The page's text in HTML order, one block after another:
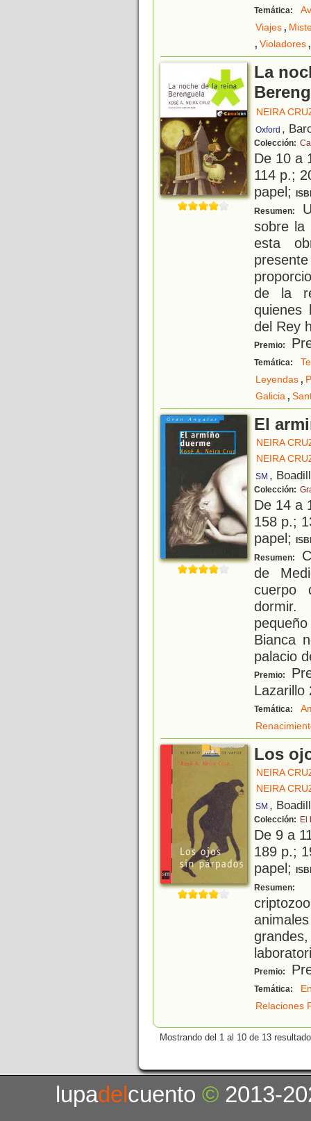
Temática:
Viajes,
, Violadores,
La
NEIRA
Oxford ,
Colección:
De 10 a
114 p.;
papel;
Resumen:
sobre la
esta
de la
quienes
del Rey
Premio:
Temática:
Leyendas,
Galicia,
El
NEIRA
NEIRA
SM ,
Colección:
De 14 a
158 p.;
papel;
Resumen:
de
cuerpo
dormir.
Bianca
palacio
Premio:
Lazarillo
Temática:
Los
NEIRA
NEIRA
SM ,
Colección: El
De 9 a
189 p.;
papel;
Resumen:
Premio:
Temática:
Relaciones
Mostrando del 1 al 10 de 13
lupadelcuento© 2013-